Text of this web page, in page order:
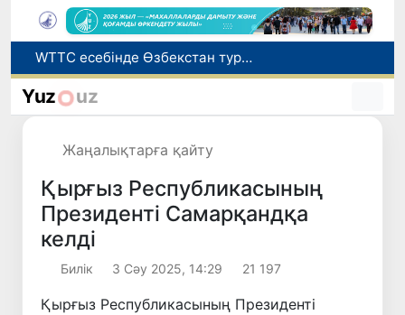
Мүмкіндігі шектеулі талапкерлерге қабылдау емтихандарында қосымша уақыт беріледі
Беларусьтен Өзбекстанға екінші тікелей жүк пойызы жөнелтілді
Yuz uz
Жаңалықтарға қайту
Қырғыз Республикасының
Президенті Самарқандқа
келді
Билік 3 Сәу 2025, 14:29 21 197
Қырғыз Республикасының Президенті